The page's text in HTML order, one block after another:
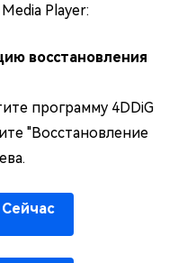
Player:
восстановления
программу 4DDiG
"Восстановление